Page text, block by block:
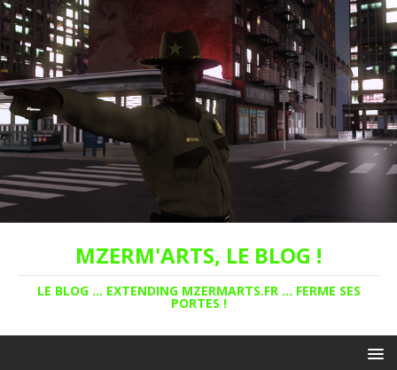
MZERM'ARTS, LE BLOG !
LE BLOG ... EXTENDING MZERMARTS.FR ... FERME SES
PORTES !